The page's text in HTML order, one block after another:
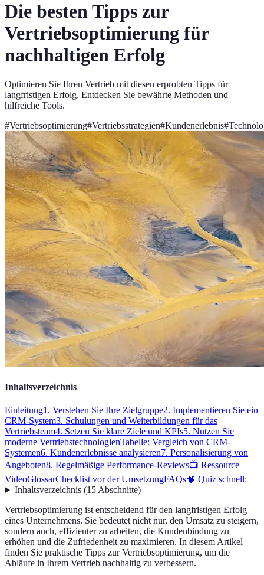
Die besten Tipps zur
Vertriebsoptimierung für
nachhaltigen Erfolg
Optimieren Sie Ihren Vertrieb mit diesen erprobten Tipps für
langfristigen Erfolg. Entdecken Sie bewährte Methoden und
hilfreiche Tools.
#Vertriebsoptimierung#Vertriebsstrategien#Kundenerlebnis#
Inhaltsverzeichnis
Einleitung1. Verstehen Sie Ihre Zielgruppe2. Implementieren Sie ein
CRM-System3. Schulungen und Weiterbildungen für das
Vertriebsteam4. Setzen Sie klare Ziele und KPIs5. Nutzen Sie
moderne VertriebstechnologienTabelle: Vergleich von CRM-
Systemen6. Kundenerlebnisse analysieren7. Personalisierung von
Angeboten8. Regelmäßige Performance-Reviews📺 Ressource
VideoGlossarChecklist vor der UmsetzungFAQs🧠 Quiz schnell:
Inhaltsverzeichnis(15Abschnitte)
Vertriebsoptimierung ist entscheidend für den langfristigen Erfolg
eines Unternehmens. Sie bedeutet nicht nur, den Umsatz zu steigern,
sondern auch, effizienter zu arbeiten, die Kundenbindung zu
erhöhen und die Zufriedenheit zu maximieren. In diesem Artikel
finden Sie praktische Tipps zur Vertriebsoptimierung, um die
Abläufe in Ihrem Vertrieb nachhaltig zu verbessern.